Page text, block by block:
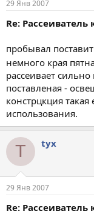
29 Янв 2007
Re: Рассеиватель
пробывал
немного края
рассеивает
поставленая -
констрцкция
использования.
T tyx
29 Янв 2007
Re: Рассеиватель